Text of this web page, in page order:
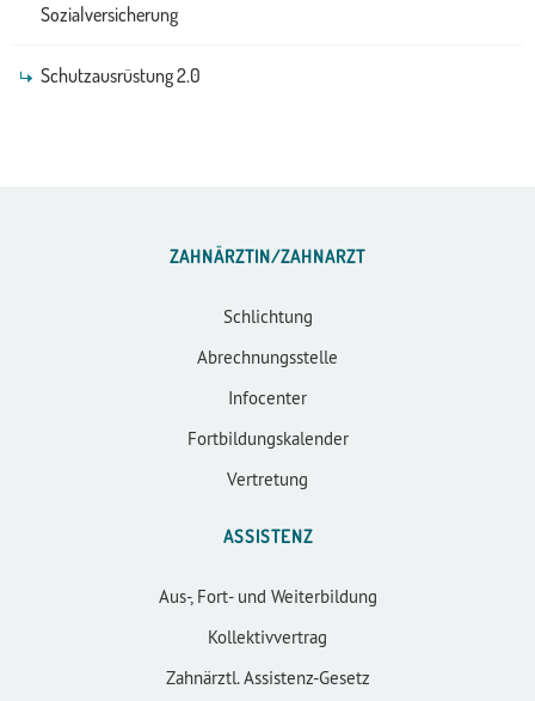
Sozialversicherung
Schutzausrüstung 2.0
ZAHNÄRZTIN/ZAHNARZT
Schlichtung
Abrechnungsstelle
Infocenter
Fortbildungskalender
Vertretung
ASSISTENZ
Aus-, Fort- und Weiterbildung
Kollektivvertrag
Zahnärztl. Assistenz-Gesetz